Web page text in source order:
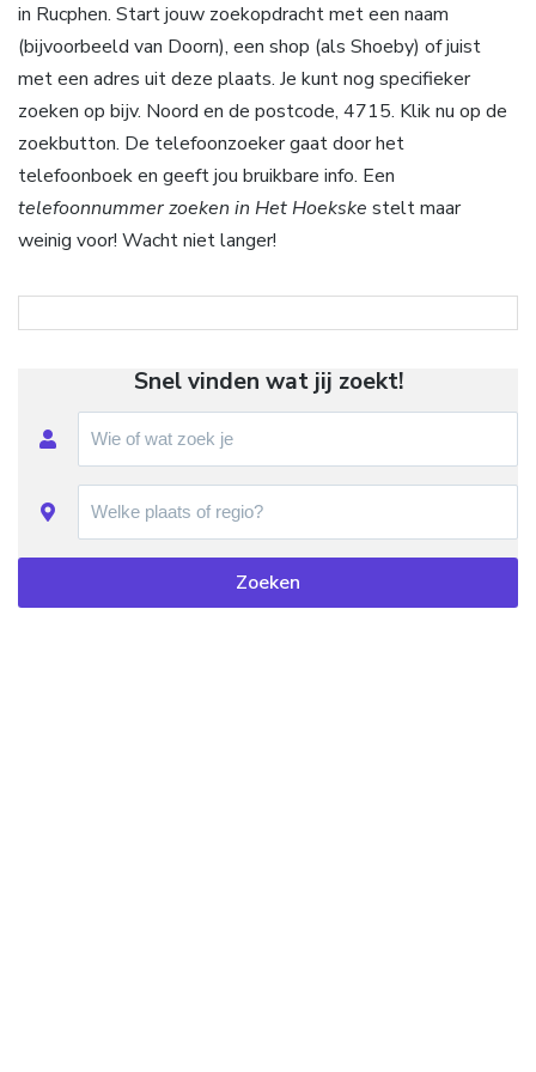
in Rucphen. Start jouw zoekopdracht met een naam
(bijvoorbeeld van Doorn), een shop (als Shoeby) of juist
met een adres uit deze plaats. Je kunt nog specifieker
zoeken op bijv. Noord en de postcode, 4715. Klik nu op de
zoekbutton. De telefoonzoeker gaat door het
telefoonboek en geeft jou bruikbare info. Een
telefoonnummer zoeken in Het Hoekske stelt maar
weinig voor! Wacht niet langer!
Snel vinden wat jij zoekt!